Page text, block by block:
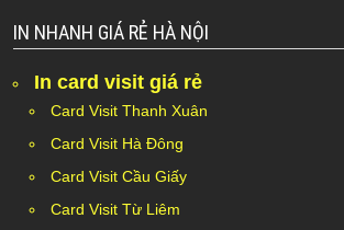
IN NHANH GIÁ RẺ HÀ NỘI
In card visit giá rẻ
Card Visit Thanh Xuân
Card Visit Hà Đông
Card Visit Cầu Giấy
Card Visit Từ Liêm